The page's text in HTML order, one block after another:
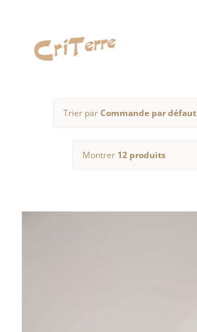
contenu
Trier parCommande par défaut
Montrer 12 produits